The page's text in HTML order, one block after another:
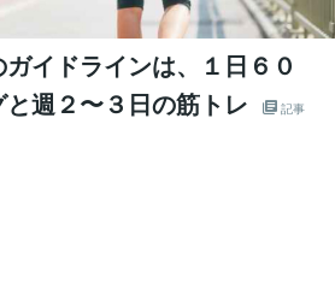
イドラインは、１日６０
週２〜３日の筋トレ
記事